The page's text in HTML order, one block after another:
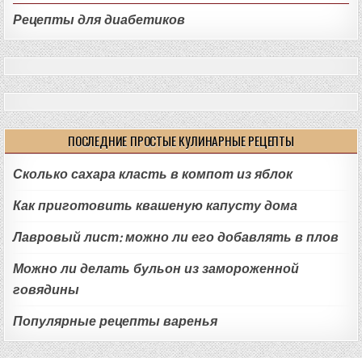
Рецепты для диабетиков
ПОСЛЕДНИЕ ПРОСТЫЕ КУЛИНАРНЫЕ РЕЦЕПТЫ
Сколько сахара класть в компот из яблок
Как приготовить квашеную капусту дома
Лавровый лист: можно ли его добавлять в плов
Можно ли делать бульон из замороженной
говядины
Популярные рецепты варенья